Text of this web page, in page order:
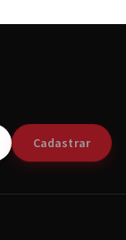
Cadastrar